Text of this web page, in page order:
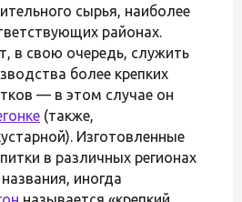
сырья, наиболее
районах.
в свою очередь, служить
более крепких
— в этом случае он
(также,
Изготовленные
в различных регионах
иногда